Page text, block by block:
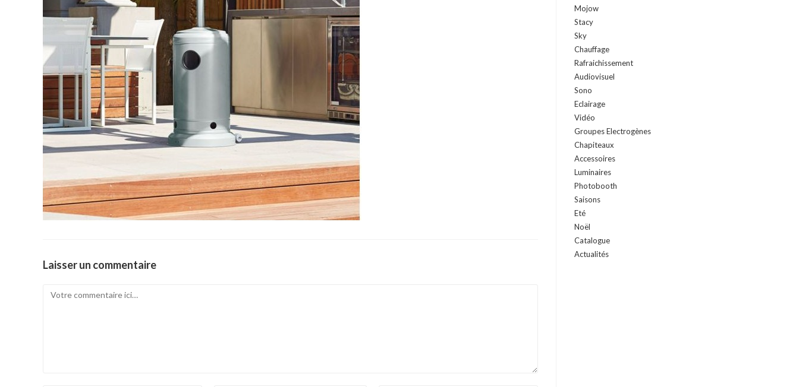
Laisser un commentaire
Comment
Mojow
Stacy
Sky
Chauffage
Rafraichissement
Audiovisuel
Sono
Eclairage
Vidéo
Groupes Electrogènes
Chapiteaux
Accessoires
Luminaires
Photobooth
Saisons
Eté
Noël
Catalogue
Actualités